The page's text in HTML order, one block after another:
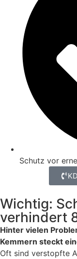
Schutz vor
Wichtig:
verhindert
Hinter vielen
Kemmern steckt
Oft sind verstopfte